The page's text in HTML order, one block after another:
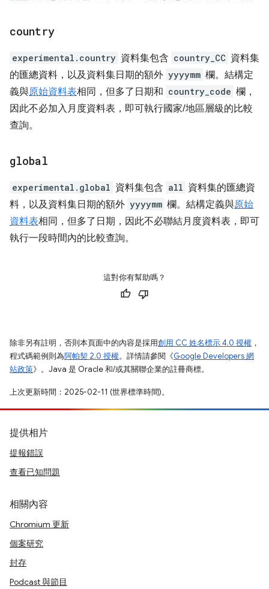
country
experimental.country 資料集包含 country_CC 資料集
的匯總資料，以及資料集日期的額外 yyyymm 欄。結構定
義與原始資料表相同，但多了日期和 country_code 欄，
因此不必加入月度資料表，即可執行國家/地區層級的比較
查詢。
global
experimental.global 資料集包含 all 資料集的匯總資
料，以及資料集日期的額外 yyyymm 欄。結構定義與原始
資料表相同，但多了日期，因此不必聯結月度資料表，即可
執行一段時間內的比較查詢。
這對你有幫助嗎？
除非另有註明，否則本頁面中的內容是採用創用 CC 姓名標示 4.0 授權 ，
程式碼範例則為阿帕契 2.0 授權。詳情請參閱《Google Developers 網
站政策》。Java 是 Oracle 和/或其關聯企業的註冊商標。
上次更新時間：2025-02-11 (世界標準時間)。
提供相片
提報錯誤
查看已知問題
相關內容
Chromium 更新
個案研究
封存
Podcast 與節目